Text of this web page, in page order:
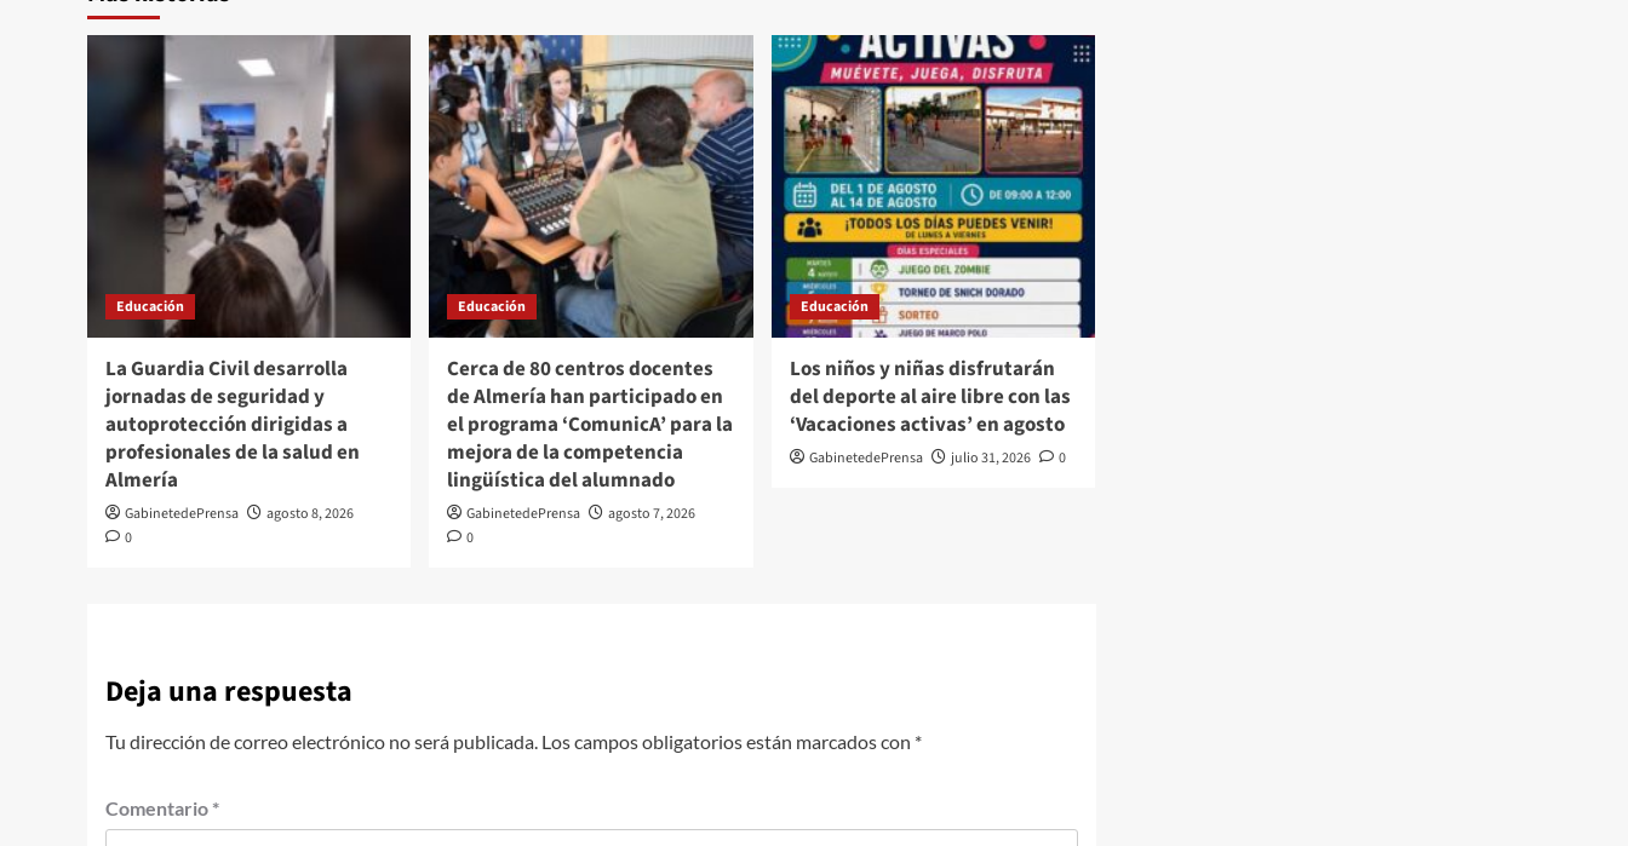
Educación
La Guardia Civil desarrolla
jornadas de seguridad y
autoprotección dirigidas a
profesionales de la salud en
Almería
GabinetedePrensa
agosto 8, 2026
0
Educación
Cerca de 80 centros docentes
de Almería han participado en
el programa ‘ComunicA’ para la
mejora de la competencia
lingüística del alumnado
GabinetedePrensa
agosto 7, 2026
0
Educación
Los niños y niñas disfrutarán
del deporte al aire libre con las
‘Vacaciones activas’ en agosto
GabinetedePrensa julio 31, 2026 0
Deja una respuesta
Tu dirección de correo electrónico no será publicada. Los campos obligatorios están marcados con *
Comentario *